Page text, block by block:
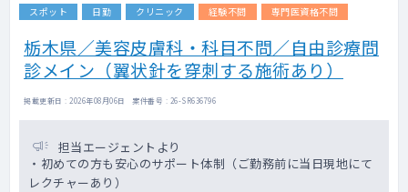
スポット 日勤 クリニック 経験不問 専門医資格不問
栃木県／美容皮膚科・科目不問／自由診療問
診メイン（翼状針を穿刺する施術あり）
掲載更新日 : 2026年08月06日 案件番号 : 26-SR636796
担当エージェントより
・初めての方も安心のサポート体制（ご勤務前に当日現地にて
レクチャーあり）